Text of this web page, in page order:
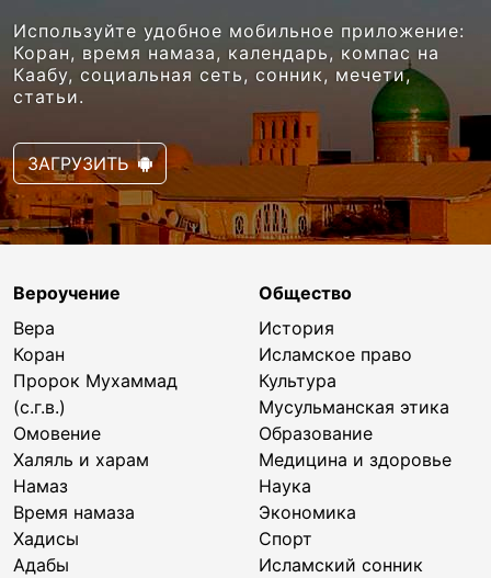
Используйте удобное мобильное приложение:
Коран, время намаза, календарь, компас на
Каабу, социальная сеть, сонник, мечети,
статьи.
ЗАГРУЗИТЬ
Вероучение
Вера
Коран
Пророк Мухаммад
(с.г.в.)
Омовение
Халяль и харам
Намаз
Время намаза
Хадисы
Адабы
Общество
История
Исламское право
Культура
Мусульманская этика
Образование
Медицина и здоровье
Наука
Экономика
Спорт
Исламский сонник